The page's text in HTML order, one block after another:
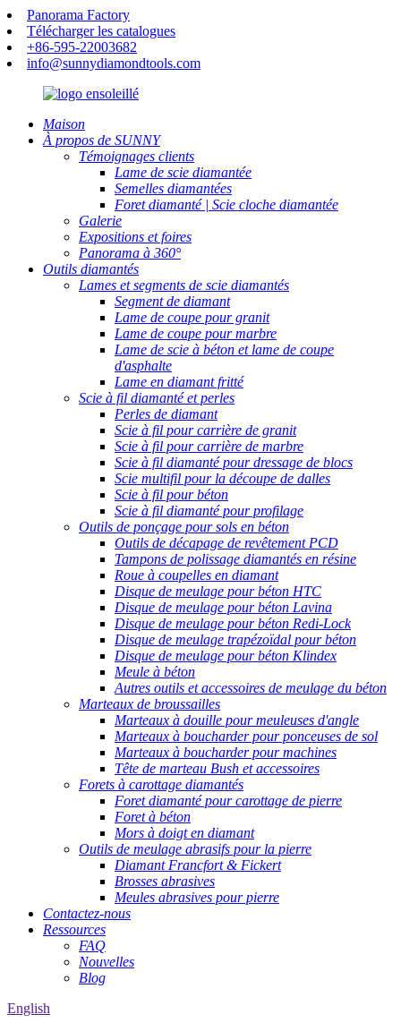
Panorama Factory
Télécharger les catalogues
+86-595-22003682
info@sunnydiamondtools.com
Maison
À propos de SUNNY
Témoignages clients
Lame de scie diamantée
Semelles diamantées
Foret diamanté | Scie cloche diamantée
Galerie
Expositions et foires
Panorama à 360°
Outils diamantés
Lames et segments de scie diamantés
Segment de diamant
Lame de coupe pour granit
Lame de coupe pour marbre
Lame de scie à béton et lame de coupe
d'asphalte
Lame en diamant fritté
Scie à fil diamanté et perles
Perles de diamant
Scie à fil pour carrière de granit
Scie à fil pour carrière de marbre
Scie à fil diamanté pour dressage de blocs
Scie multifil pour la découpe de dalles
Scie à fil pour béton
Scie à fil diamanté pour profilage
Outils de ponçage pour sols en béton
Outils de décapage de revêtement PCD
Tampons de polissage diamantés en résine
Roue à coupelles en diamant
Disque de meulage pour béton HTC
Disque de meulage pour béton Lavina
Disque de meulage pour béton Redi-Lock
Disque de meulage trapézoïdal pour béton
Disque de meulage pour béton Klindex
Meule à béton
Autres outils et accessoires de meulage du béton
Marteaux de broussailles
Marteaux à douille pour meuleuses d'angle
Marteaux à boucharder pour ponceuses de sol
Marteaux à boucharder pour machines
Tête de marteau Bush et accessoires
Forets à carottage diamantés
Foret diamanté pour carottage de pierre
Foret à béton
Mors à doigt en diamant
Outils de meulage abrasifs pour la pierre
Diamant Francfort & Fickert
Brosses abrasives
Meules abrasives pour pierre
Contactez-nous
Ressources
FAQ
Nouvelles
Blog
English